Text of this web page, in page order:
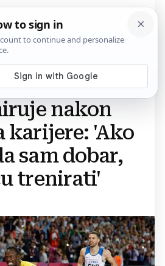
nakon
karijere: 'Ako
sam dobar,
trenirati'